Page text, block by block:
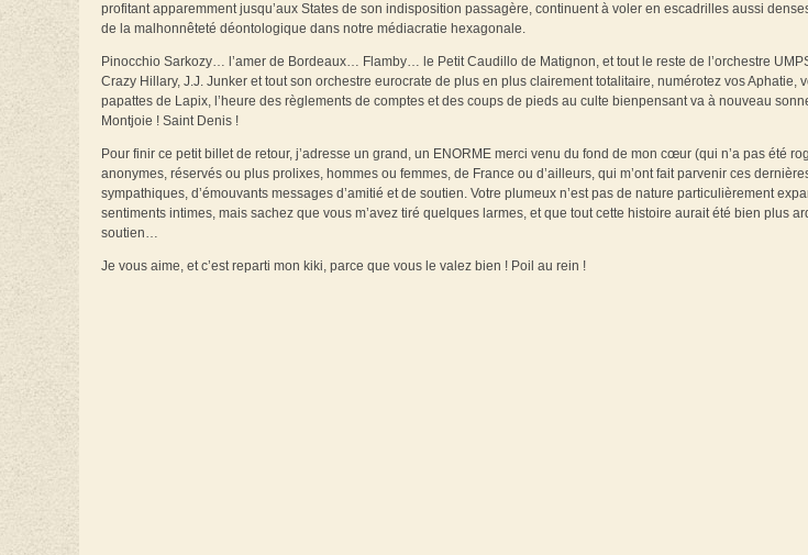
profitant apparemment jusqu’aux States de son indisposition passagère, continuent à voler en escadrilles aussi
de la malhonnêteté déontologique dans notre médiacratie hexagonale.
Pinocchio Sarkozy… l’amer de Bordeaux… Flamby… le Petit Caudillo de Matignon, et tout le reste de l’orchestre
Crazy Hillary, J.J. Junker et tout son orchestre eurocrate de plus en plus clairement totalitaire, numérotez vos Aphatie,
papattes de Lapix, l’heure des règlements de comptes et des coups de pieds au culte bienpensant va à nouveau
Montjoie ! Saint Denis !
Pour finir ce petit billet de retour, j’adresse un grand, un ENORME merci venu du fond de mon cœur (qui n’a pas été
anonymes, réservés ou plus prolixes, hommes ou femmes, de France ou d’ailleurs, qui m’ont fait parvenir ces
sympathiques, d’émouvants messages d’amitié et de soutien. Votre plumeux n’est pas de nature particulièrement
sentiments intimes, mais sachez que vous m’avez tiré quelques larmes, et que tout cette histoire aurait été bien plus
soutien…
Je vous aime, et c’est reparti mon kiki, parce que vous le valez bien ! Poil au rein !